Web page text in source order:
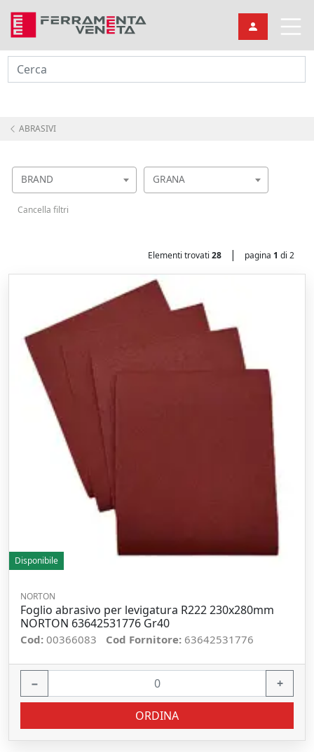
Cerca
ABRASIVI
BRAND GRANA
Cancella filtri
Elementi trovati 28 | pagina 1 di 2
Disponibile
NORTON
Foglio abrasivo per levigatura R222 230x280mm
NORTON 63642531776 Gr40
Cod: 00366083 Cod Fornitore: 63642531776
− +
ORDINA